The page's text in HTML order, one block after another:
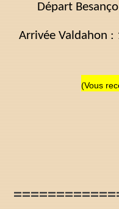
Départ
Arrivée
(Vous